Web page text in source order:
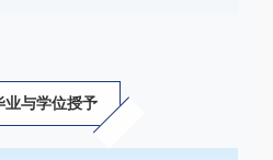
业与学位授予